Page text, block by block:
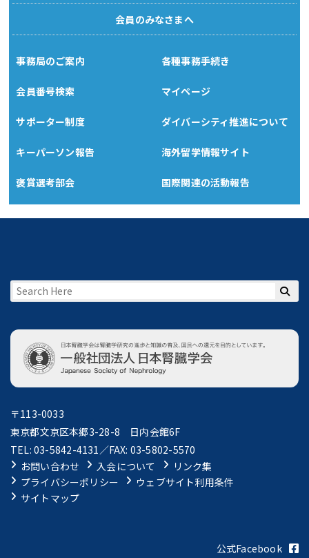
会員のみなさまへ
事務局のご案内 各種事務手続き
会員番号検索 マイページ
サポーター制度 ダイバーシティ推進について
キーパーソン報告 海外留学情報サイト
褒賞選考部会 国際関連の活動報告
〒113-0033
東京都文京区本郷3-28-8 日内会館6F
TEL: 03-5842-4131／FAX: 03-5802-5570
お問い合わせ
入会について
リンク集
プライバシーポリシー
ウェブサイト利用条件
サイトマップ
公式Facebook